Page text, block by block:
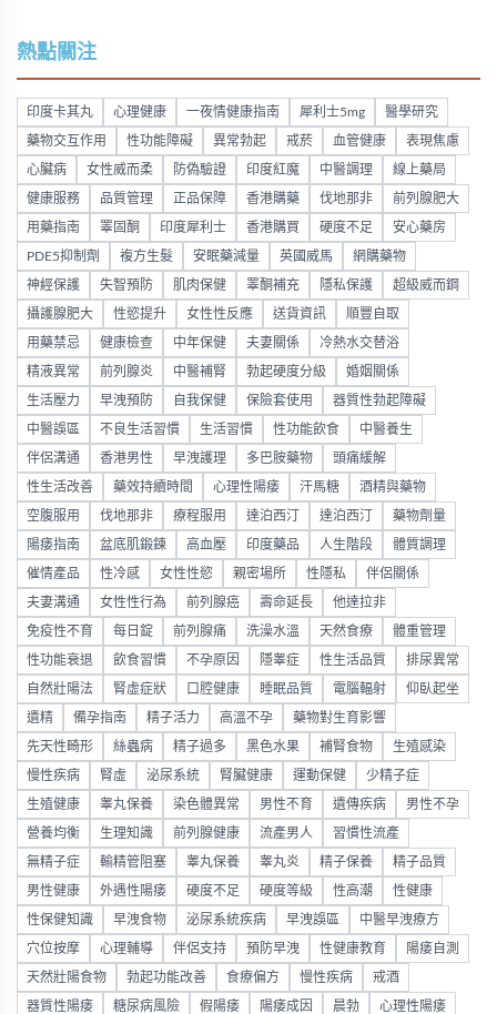
熱點關注
印度卡其丸 心理健康 一夜情健康指南 犀利士5mg 醫學研究
藥物交互作用 性功能障礙 異常勃起 戒菸 血管健康 表現焦慮
心臟病 女性威而柔 防偽驗證 印度紅魔 中醫調理 線上藥局
健康服務 品質管理 正品保障 香港購藥 伐地那非 前列腺肥大
用藥指南 睪固酮 印度犀利士 香港購買 硬度不足 安心藥房
PDE5抑制劑 複方生髮 安眠藥減量 英國威馬 網購藥物
神經保護 失智預防 肌肉保健 睪酮補充 隱私保護 超級威而鋼
攝護腺肥大 性慾提升 女性性反應 送貨資訊 順豐自取
用藥禁忌 健康檢查 中年保健 夫妻關係 冷熱水交替浴
精液異常 前列腺炎 中醫補腎 勃起硬度分級 婚姻關係
生活壓力 早洩預防 自我保健 保險套使用 器質性勃起障礙
中醫誤區 不良生活習慣 生活習慣 性功能飲食 中醫養生
伴侶溝通 香港男性 早洩護理 多巴胺藥物 頭痛緩解
性生活改善 藥效持續時間 心理性陽痿 汗馬糖 酒精與藥物
空腹服用 伐地那非 療程服用 達泊西汀 達泊西汀 藥物劑量
陽痿指南 盆底肌鍛鍊 高血壓 印度藥品 人生階段 體質調理
催情產品 性冷感 女性性慾 親密場所 性隱私 伴侶關係
夫妻溝通 女性性行為 前列腺癌 壽命延長 他達拉非
免疫性不育 每日錠 前列腺痛 洗澡水溫 天然食療 體重管理
性功能衰退 飲食習慣 不孕原因 隱睾症 性生活品質 排尿異常
自然壯陽法 腎虛症狀 口腔健康 睡眠品質 電腦輻射 仰臥起坐
遺精 備孕指南 精子活力 高溫不孕 藥物對生育影響
先天性畸形 絲蟲病 精子過多 黑色水果 補腎食物 生殖感染
慢性疾病 腎虛 泌尿系統 腎臟健康 運動保健 少精子症
生殖健康 睾丸保養 染色體異常 男性不育 遺傳疾病 男性不孕
營養均衡 生理知識 前列腺健康 流產男人 習慣性流產
無精子症 輸精管阻塞 睾丸保養 睾丸炎 精子保養 精子品質
男性健康 外遇性陽痿 硬度不足 硬度等級 性高潮 性健康
性保健知識 早洩食物 泌尿系統疾病 早洩誤區 中醫早洩療方
穴位按摩 心理輔導 伴侶支持 預防早洩 性健康教育 陽痿自測
天然壯陽食物 勃起功能改善 食療偏方 慢性疾病 戒酒
器質性陽痿 糖尿病風險 假陽痿 陽痿成因 晨勃 心理性陽痿